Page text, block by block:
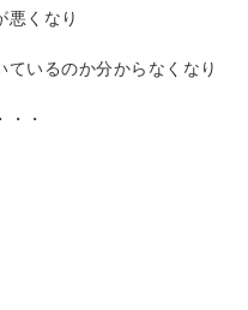
悪くなり
いるのか分からなくなり
・